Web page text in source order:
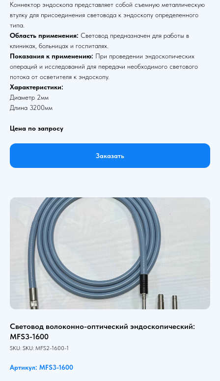
Коннектор эндоскопа представляет собой съемную металлическую
втулку для присоединения световода к эндоскопу определенного
типа.
Область применения: Световод предназначен для работы в
клиниках, больницах и госпиталях.
Показания к применению: При проведении эндоскопических
операций и исследований для передачи необходимого светового
потока от осветителя к эндоскопу.
Характеристики:
Диаметр 2мм
Длина 3200мм
Цена по запросу
Заказать
Световод волоконно-оптический эндоскопический:
MFS3-1600
SKU: SKU: MFS2-1600-1
Артикул: MFS3-1600